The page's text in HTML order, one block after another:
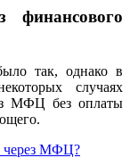
так, однако в
случаях
МФЦ без оплаты
через МФЦ?